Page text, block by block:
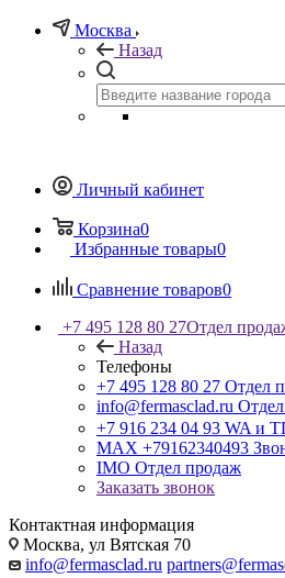
Москва
Назад
Личный кабинет
Корзина0
Избранные товары0
Сравнение товаров0
+7 495 128 80 27Отдел
Назад
Телефоны
+7 495 128 80 27 Отдел
info@fermasclad.ru
+7 916 234 04 93 WA и
MAX +79162340493
IMO Отдел продаж
Заказать звонок
Контактная информация
Москва, ул Вятская 70
info@fermasclad.ru